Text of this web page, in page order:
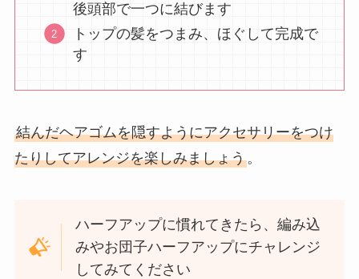
後頭部で一つに結びます
トップの髪をつまみ、ほぐして完成で
す
結んだヘアゴムを隠すようにアクセサリーをつけ
たりしてアレンジを楽しみましょう。
ハーフアップに慣れてきたら、編み込
みやお団子ハーフアップにチャレンジ
してみてください